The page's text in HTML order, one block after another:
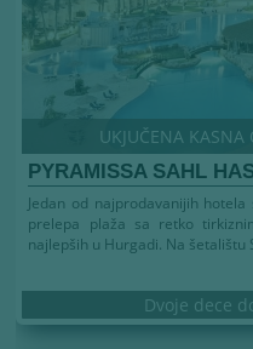
UKJUČENA
PYRAMISSA SAHL
Jedan od najprodavanijih
prelepa plaža sa retko
najlepših u Hurgadi. Na šetalištu
Dvoje dece